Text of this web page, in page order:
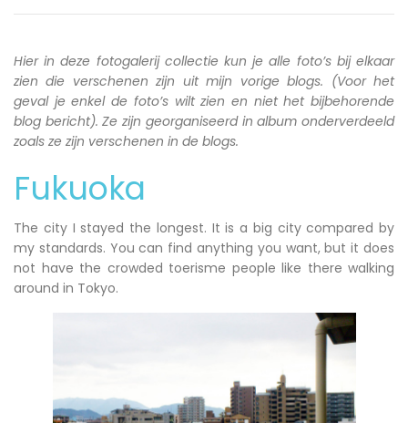
Hier in deze fotogalerij collectie kun je alle foto’s bij elkaar
zien die verschenen zijn uit mijn vorige blogs. (Voor het
geval je enkel de foto’s wilt zien en niet het bijbehorende
blog bericht). Ze zijn georganiseerd in album onderverdeeld
zoals ze zijn verschenen in de blogs.
Fukuoka
The city I stayed the longest. It is a big city compared by
my standards. You can find anything you want, but it does
not have the crowded toerisme people like there walking
around in Tokyo.